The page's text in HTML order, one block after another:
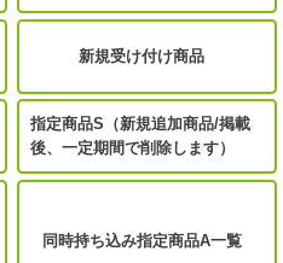
新規受け付け商品
指定商品S（新規追加商品/掲載
後、一定期間で削除します）
同時持ち込み指定商品A一覧